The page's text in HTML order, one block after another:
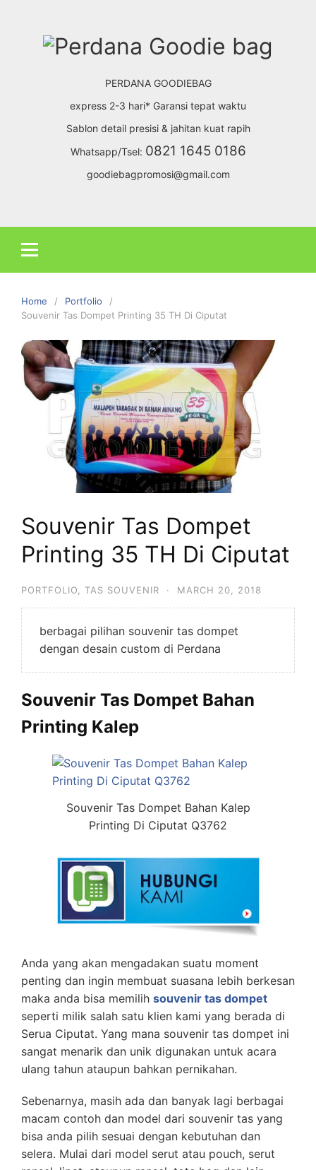
PERDANA GOODIEBAG
express 2-3 hari* Garansi tepat waktu
Sablon detail presisi & jahitan kuat rapih
Whatsapp/Tsel: 0821 1645 0186
goodiebagpromosi@gmail.com
Home
Portfolio
Souvenir Tas Dompet Printing 35 TH Di Ciputat
Souvenir Tas Dompet
Printing 35 TH Di Ciputat
PORTFOLIO, TAS SOUVENIR · MARCH 20, 2018
berbagai pilihan souvenir tas dompet
dengan desain custom di Perdana
Souvenir Tas Dompet Bahan
Printing Kalep
Souvenir Tas Dompet Bahan Kalep
Printing Di Ciputat Q3762
Anda yang akan mengadakan suatu moment
penting dan ingin membuat suasana lebih berkesan
maka anda bisa memilih souvenir tas dompet
seperti milik salah satu klien kami yang berada di
Serua Ciputat. Yang mana souvenir tas dompet ini
sangat menarik dan unik digunakan untuk acara
ulang tahun ataupun bahkan pernikahan.
Sebenarnya, masih ada dan banyak lagi berbagai
macam contoh dan model dari souvenir tas yang
bisa anda pilih sesuai dengan kebutuhan dan
selera. Mulai dari model serut atau pouch, serut